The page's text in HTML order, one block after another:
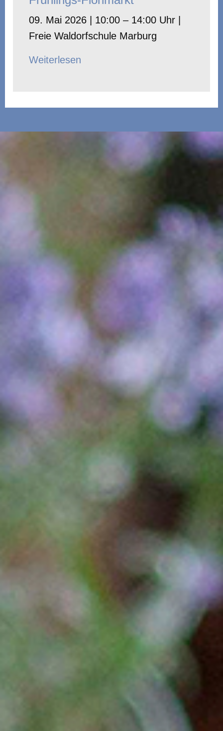
09. Mai 2026 | 10:00 – 14:00 Uhr |
Freie Waldorfschule Marburg
Weiterlesen